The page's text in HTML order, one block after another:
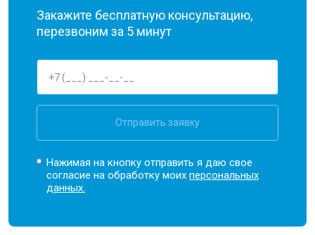
Закажите бесплатную консультацию,
перезвоним за 5 минут
Отправить заявку
Нажимая на кнопку отправить я даю свое
согласие на обработку моихперсональных
данных.